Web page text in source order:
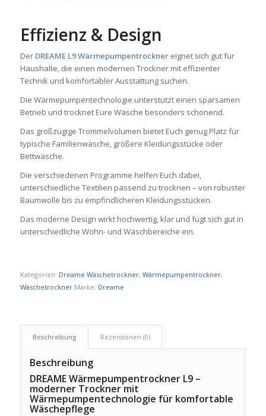
Effizienz & Design
Der DREAME L9 Wärmepumpentrocknereignet sich gut für
Haushalte, die einen modernen Trockner mit effizienter
Technik und komfortabler Ausstattung suchen.
Die Wärmepumpentechnologie unterstützt einen sparsamen
Betrieb und trocknet Eure Wäsche besonders schonend.
Das großzügige Trommelvolumen bietet Euch genug Platz für
typische Familienwäsche, größere Kleidungsstücke oder
Bettwäsche.
Die verschiedenen Programme helfen Euch dabei,
unterschiedliche Textilien passend zu trocknen – von robuster
Baumwolle bis zu empfindlicheren Kleidungsstücken.
Das moderne Design wirkt hochwertig, klar und fügt sich gut in
unterschiedliche Wohn- und Waschbereiche ein.
Kategorien: Dreame Wäschetrockner, Wärmepumpentrockner,
Wäschetrockner Marke: Dreame
Beschreibung Rezensionen (0)
Beschreibung
DREAME Wärmepumpentrockner L9 –
moderner Trockner mit
Wärmepumpentechnologie für komfortable
Wäschepflege